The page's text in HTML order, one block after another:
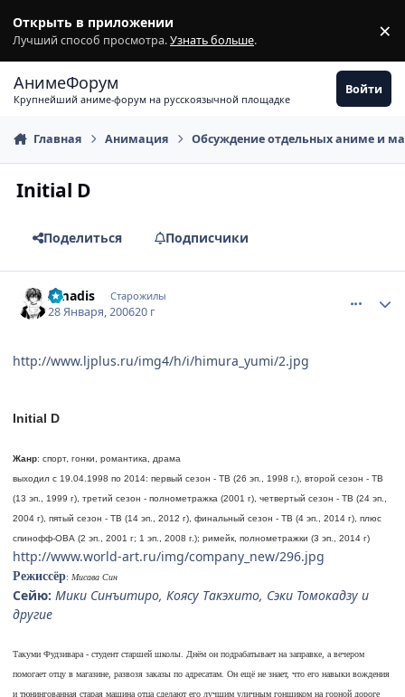
Открыть в приложении
Лучший способ просмотра.Узнать больше. ×
АнимеФорум
Крупнейший аниме-форум на русскоязычной площадке
Войти
Главная Анимация Обсуждение отдельных аниме и
Initial D
Поделиться Подписчики
Amadis Старожилы
28 Января, 200620 г
http://www.ljplus.ru/img4/h/i/himura_yumi/2.jpg
Initial D
Жанр: спорт, гонки, романтика, драма
выходил с 19.04.1998 по 2014: первый сезон - ТВ (26 эп., 1998 г.), второй сезон - ТВ
(13 эп., 1999 г), третий сезон - полнометражка (2001 г), четвертый сезон - ТВ (24 эп.,
2004 г), пятый сезон - ТВ (14 эп., 2012 г), финальный сезон - ТВ (4 эп., 2014 г), плюс
спинофф-ОВА (2 эп., 2001 г; 1 эп., 2008 г.); римейк, полнометражки (3 эп., 2014 г)
http://www.world-art.ru/img/company_new/296.jpg
Режиссёр: Мисава Син
Сейю: Мики Синъитиро, Коясу Такэхито, Сэки Томокадзу и
другие
Такуми Фудзивара - студент старшей школы. Днём он подрабатывает на заправке, а вечером
помогает отцу в магазине, развозя заказы по адресатам. Он ещё не знает, что его навыки вождения
и тюнингованная старая машина отца сделают его лучшим уличным гонщиком на горной дороге